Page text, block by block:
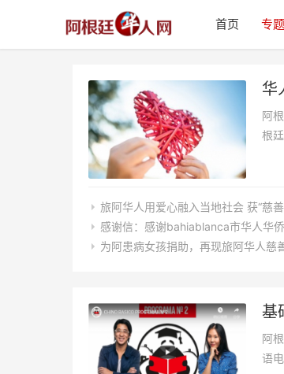
首页 专题
华
阿
根
旅阿华人用爱心融入当地社会 获“慈
感谢信：感谢bahiablanca市华人华
为阿患病女孩捐助，再现旅阿华人慈
基
阿
语